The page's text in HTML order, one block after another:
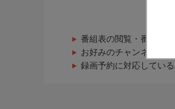
番組表の閲覧・番組の
お好みのチャンネルを
録画予約に対応してい